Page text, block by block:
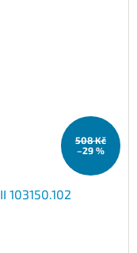
508 Kč
–29 %
103150.102